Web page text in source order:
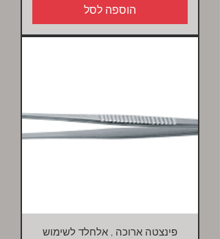
הוספה לסל
פינצטה ארוכה , אלחלד לשימוש